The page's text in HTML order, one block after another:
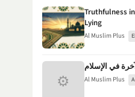
Truthfulness
Lying
Al Muslim Plus
⚙
في الإسلام
Al Muslim Plus